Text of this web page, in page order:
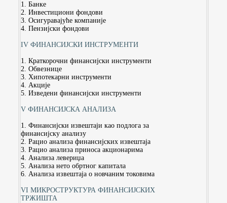
1. Банке
2. Инвестициони фондови
3. Осигуравајуће компаније
4. Пензијски фондови
IV ФИНАНСИЈСКИ ИНСТРУМЕНТИ
1. Краткорочни финансијски инструменти
2. Обвезнице
3. Хипотекарни инструменти
4. Акције
5. Изведени финансијски инструменти
V ФИНАНСИЈСКА АНАЛИЗА
1. Финансијски извештаји као подлога за
финансијску анализу
2. Рацио анализа финансијских извештаја
3. Рацио анализа приноса акционарима
4. Анализа левериџа
5. Анализа нето обртног капитала
6. Анализа извештаја о новчаним токовима
VI МИКРОСТРУКТУРА ФИНАНСИЈСКИХ
ТРЖИШТА